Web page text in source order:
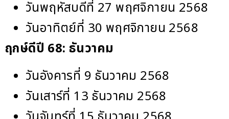
วันพฤหัสบดีที่ 27 พฤศจิกายน 2568
วันอาทิตย์ที่ 30 พฤศจิกายน 2568
ฤกษ์ดีปี 68: ธันวาคม
วันอังคารที่ 9 ธันวาคม 2568
วันเสาร์ที่ 13 ธันวาคม 2568